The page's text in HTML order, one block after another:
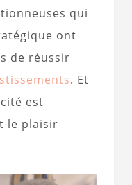
qui
ont
de réussir
. Et
est
le plaisir